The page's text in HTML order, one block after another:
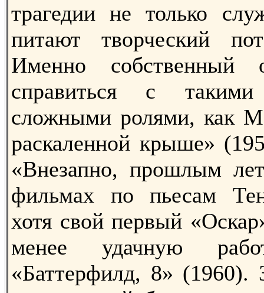
трагедии не только
питают творческий
Именно
справиться с такими
сложными ролями, как
раскаленной крыше»
«Внезапно, прошлым
фильмах по пьесам
хотя свой первый
менее удачную
«Баттерфилд, 8» (1960).